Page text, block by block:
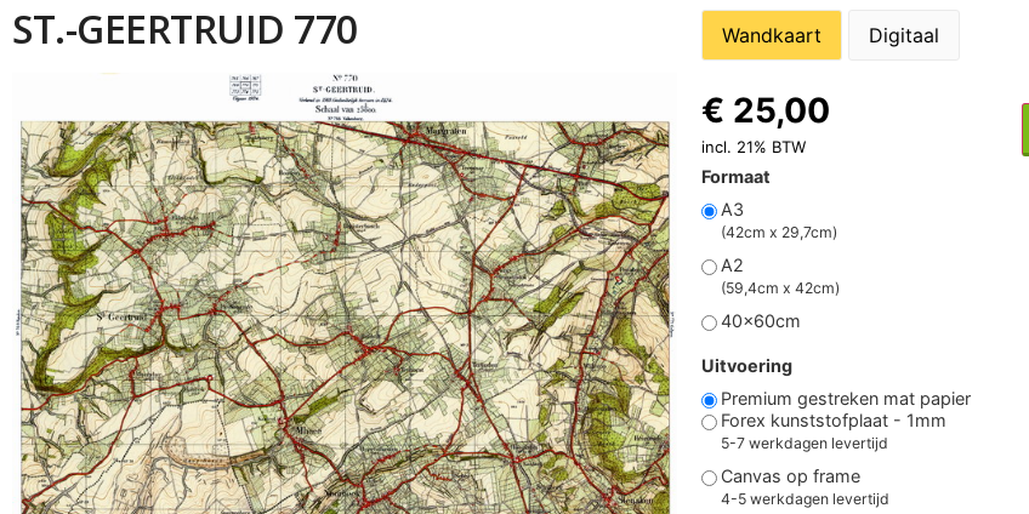
ST.-GEERTRUID 770 Wandkaart Digitaal
Formaat
A3
(42cm x 29,7cm)
A2
(59,4cm x 42cm)
40x60cm
Uitvoering
Premium gestreken mat papier
Forex kunststofplaat - 1mm
5-7 werkdagen levertijd
Canvas op frame
4-5 werkdagen levertijd
€ 25,00
incl. 21% BTW